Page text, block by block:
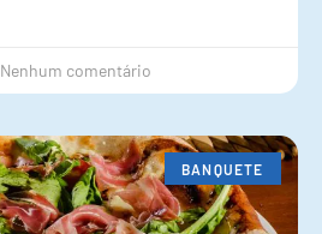
Nenhum comentário
BANQUETE